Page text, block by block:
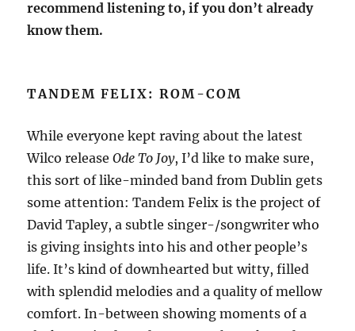
recommend listening to, if you don’t already
know them.
TANDEM FELIX: ROM-COM
While everyone kept raving about the latest
Wilco releaseOde To Joy, I’d like to make sure,
this sort of like-minded band from Dublin gets
some attention: Tandem Felix is the project of
David Tapley, a subtle singer-/songwriter who
is giving insights into his and other people’s
life. It’s kind of downhearted but witty, filled
with splendid melodies and a quality of mellow
comfort. In-between showing moments of a